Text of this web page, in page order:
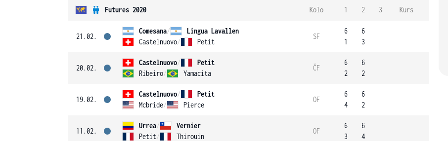
Futures 2020 Kolo 1 2 3 Kurs
21.02.
Comesana/
Lingua Lavallen
Castelnuovo/ Petit
SF
6
1
6
3
20.02.
Castelnuovo/
Petit
Ribeiro/ Yamacita
ČF
6
2
6
2
19.02.
Castelnuovo/
Petit
Mcbride/ Pierce
OF
6
4
6
2
11.02.
Urrea/
Vernier
Petit/ Thirouin
OF
6
3
6
4